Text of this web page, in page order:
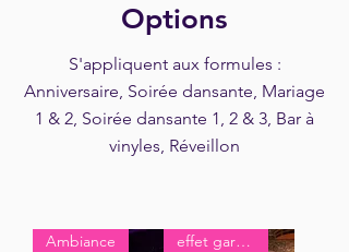
Options
S'appliquent aux formules :
Anniversaire, Soirée dansante, Mariage
1 & 2, Soirée dansante 1, 2 & 3, Bar à
vinyles, Réveillon
Ambiance effet garanti